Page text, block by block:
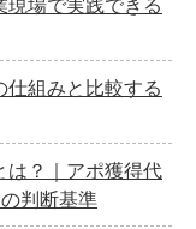
場で実践できる
組みと比較する
は？｜アポ獲得代
判断基準